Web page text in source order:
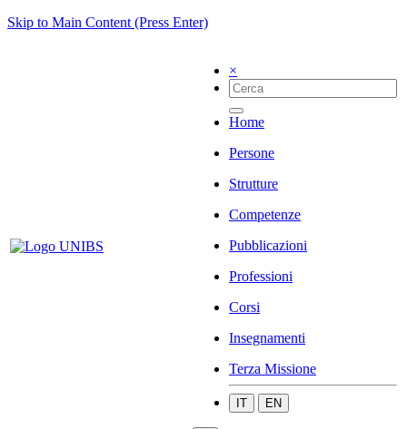
Skip to Main Content (Press Enter)
×
Home
Persone
Strutture
Competenze
Pubblicazioni
Professioni
Corsi
Insegnamenti
Terza Missione
IT EN